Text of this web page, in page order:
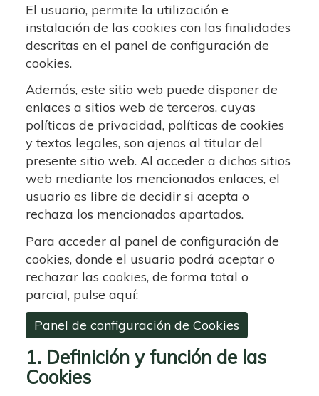
El usuario, permite la utilización e
instalación de las cookies con las finalidades
descritas en el panel de configuración de
cookies.
Además, este sitio web puede disponer de
enlaces a sitios web de terceros, cuyas
políticas de privacidad, políticas de cookies
y textos legales, son ajenos al titular del
presente sitio web. Al acceder a dichos sitios
web mediante los mencionados enlaces, el
usuario es libre de decidir si acepta o
rechaza los mencionados apartados.
Para acceder al panel de configuración de
cookies, donde el usuario podrá aceptar o
rechazar las cookies, de forma total o
parcial, pulse aquí:
Panel de configuración de Cookies
1. Definición y función de las
Cookies